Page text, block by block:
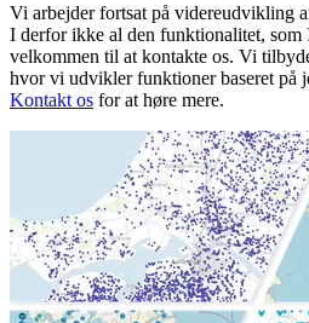
Vi arbejder fortsat på videreudvikling
I derfor ikke al den funktionalitet, som
velkommen til at kontakte os. Vi
hvor vi udvikler funktioner baseret på
Kontakt os for at høre mere.